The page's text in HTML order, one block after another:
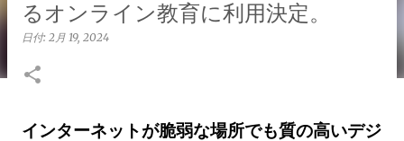
るオンライン教育に利用決定。
日付: 2月 19, 2024
インターネットが脆弱な場所でも質の高いデジ